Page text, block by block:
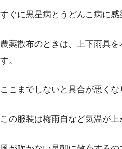
すぐに黒星病とうどんこ病に感
農薬散布のときは、上下雨具
す。
ここまでしないと具合が悪くな
この服装は梅雨自など気温が